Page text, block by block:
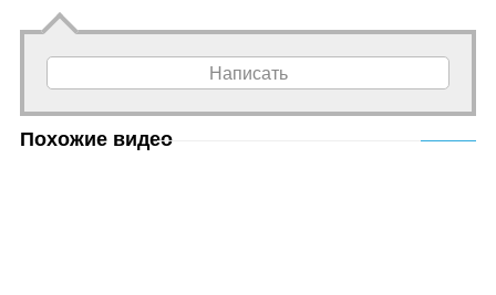
Написать
Похожие видео